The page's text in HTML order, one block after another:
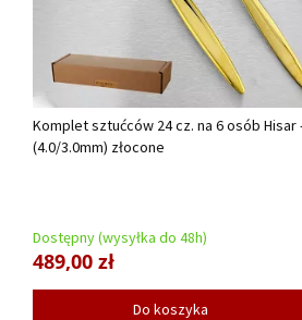
Komplet sztućców 24 cz. na 6 osób Hisar
(4.0/3.0mm) złocone
Dostępny (wysyłka do 48h)
489,00 zł
Do koszyka